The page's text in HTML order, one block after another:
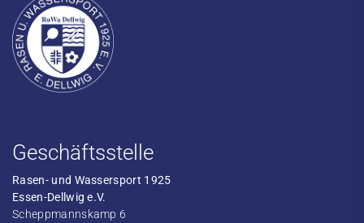
Geschäftsstelle
Rasen- und Wassersport 1925
Essen-Dellwig e.V.
Scheppmannskamp 6